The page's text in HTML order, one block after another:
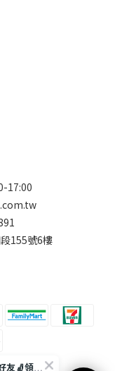
17:00
155號6樓
成為襪的LINE好友🧦領取$50折扣碼